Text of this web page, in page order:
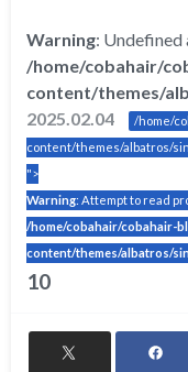
Warning: Undefined
/home/cobahair/
content/themes/
2025.02.04
/home/
content/themes/albatros/
">
Warning: Attempt to read
/home/cobahair/cobahair-
content/themes/albatros/
10